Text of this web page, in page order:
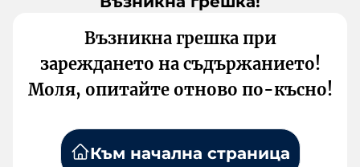
Възникна грешка при
зареждането на съдържанието!
Моля, опитайте отново по-късно!
Към начална страница